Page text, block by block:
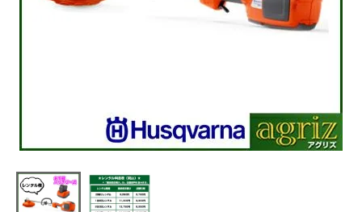
0739-72-453224時間受付